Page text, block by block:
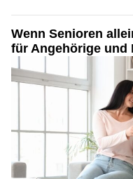
Wenn Senioren
für Angehörige und